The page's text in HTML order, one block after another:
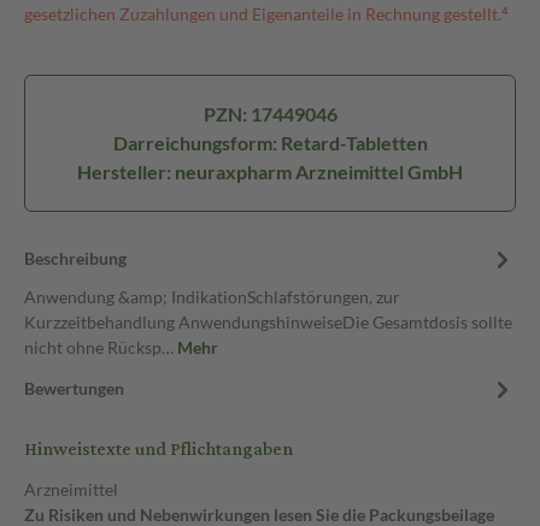
gesetzlichen Zuzahlungen und Eigenanteile in Rechnung gestellt.⁴
PZN: 17449046
Darreichungsform: Retard-Tabletten
Hersteller: neuraxpharm Arzneimittel GmbH
Beschreibung
Anwendung &amp; IndikationSchlafstörungen, zur
Kurzzeitbehandlung AnwendungshinweiseDie Gesamtdosis sollte
nicht ohne Rücksp… Mehr
Bewertungen
Hinweistexte und Pflichtangaben
Arzneimittel
Zu Risiken und Nebenwirkungen lesen Sie die Packungsbeilage